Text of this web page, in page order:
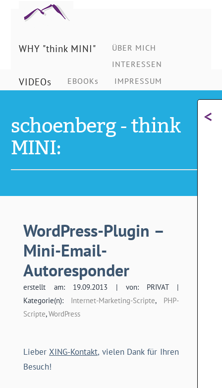
Ing.
Schönberg
Christian
WHY "think MINI"
ÜBER MICH
INTERESSEN
VIDEOs EBOOKs IMPRESSUM
schoenberg - think
MINI:
WordPress-Plugin –
Mini-Email-
Autoresponder
erstellt am: 19.09.2013 | von: PRIVAT |
Kategorie(n): Internet-Marketing-Scripte, PHP-
Scripte,WordPress
Lieber XING-Kontakt, vielen Dank für Ihren
Besuch!
<